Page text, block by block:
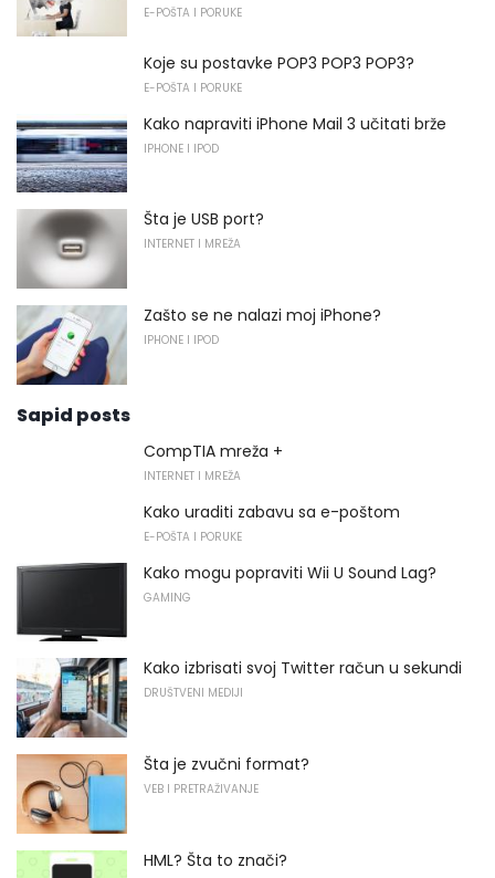
E-POŠTA I PORUKE
Koje su postavke POP3 POP3 POP3?
E-POŠTA I PORUKE
Kako napraviti iPhone Mail 3 učitati brže
IPHONE I IPOD
Šta je USB port?
INTERNET I MREŽA
Zašto se ne nalazi moj iPhone?
IPHONE I IPOD
Sapid posts
CompTIA mreža +
INTERNET I MREŽA
Kako uraditi zabavu sa e-poštom
E-POŠTA I PORUKE
Kako mogu popraviti Wii U Sound Lag?
GAMING
Kako izbrisati svoj Twitter račun u sekundi
DRUŠTVENI MEDIJI
Šta je zvučni format?
VEB I PRETRAŽIVANJE
HML? Šta to znači?